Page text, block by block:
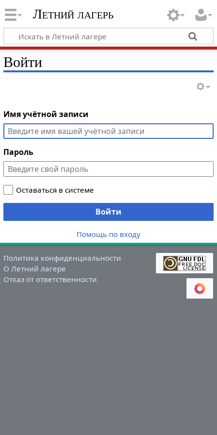
Летний лагерь
Войти
Имя учётной записи
Пароль
Оставаться в системе
Войти
Помощь по входу
Политика конфиденциальности
О Летний лагере
Отказ от ответственности